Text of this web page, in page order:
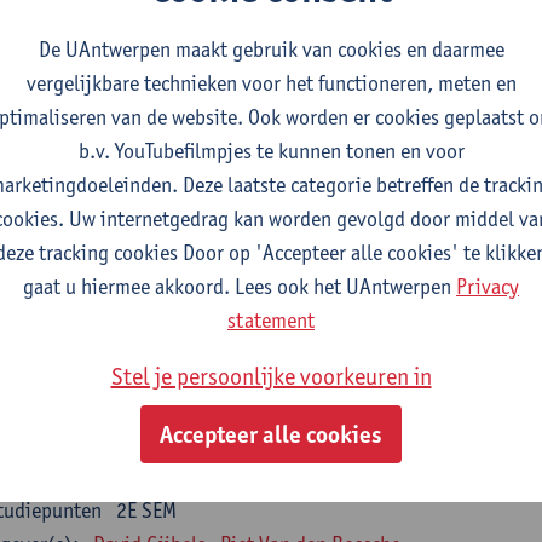
Psychology
2E SEM
studiepunten
Katrien Maldoy Konrad Rudnicki
en crossmedialiteit
1E SEM
Steve Paulussen
Communicatie
cluster opleidings- en onderwijswetenschappen
2E SEM
De UAntwerpen maakt gebruik van cookies en daarmee
vergelijkbare technieken voor het functioneren, meten en
van de website. Ook worden er cookies geplaatst
b.v. YouTubefilmpjes te kunnen tonen en voor
Deze laatste categorie betreffen de
Uw internetgedrag kan worden gevolgd door middel
tracking cookies Door op 'Accepteer alle cookies' te
gaat u hiermee akkoord. Lees ook het UAntwerpen Privacy
statement
Stel je persoonlijke voorkeuren in
Accepteer alle cookies